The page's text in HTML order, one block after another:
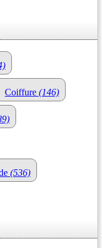
Coiffure (146)
(536)